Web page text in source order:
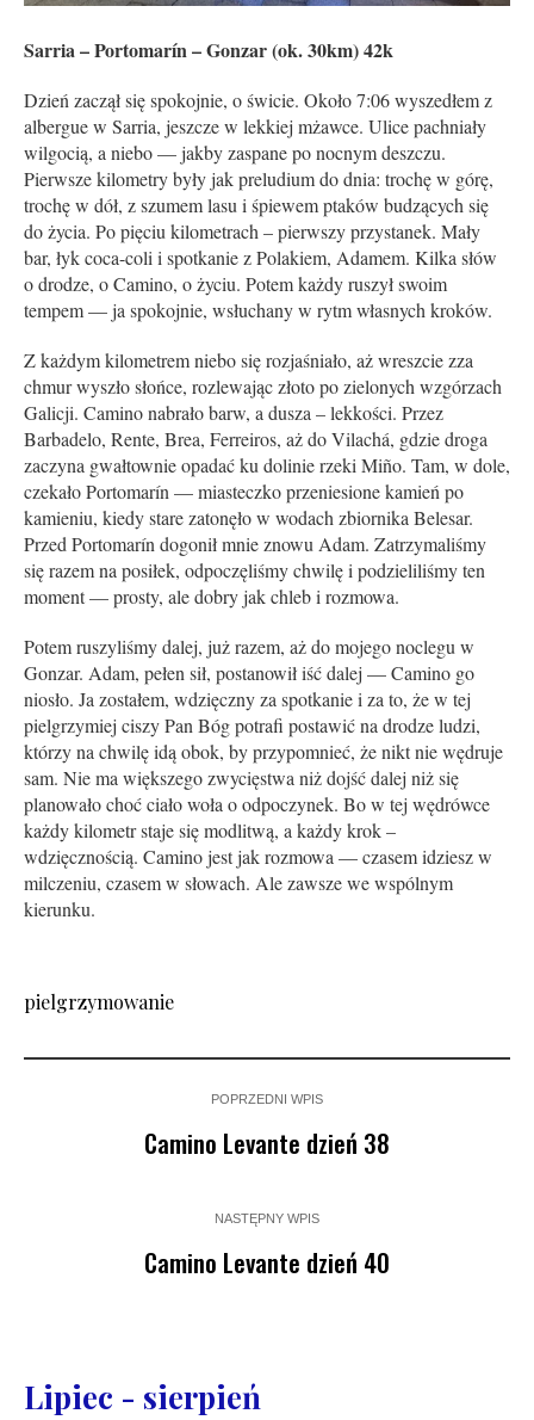
Sarria – Portomarín – Gonzar (ok. 30km) 42k
Dzień zaczął się spokojnie, o świcie. Około 7:06 wyszedłem z
albergue w Sarria, jeszcze w lekkiej mżawce. Ulice pachniały
wilgocią, a niebo — jakby zaspane po nocnym deszczu.
Pierwsze kilometry były jak preludium do dnia: trochę w górę,
trochę w dół, z szumem lasu i śpiewem ptaków budzących się
do życia. Po pięciu kilometrach – pierwszy przystanek. Mały
bar, łyk coca-coli i spotkanie z Polakiem, Adamem. Kilka słów
o drodze, o Camino, o życiu. Potem każdy ruszył swoim
tempem — ja spokojnie, wsłuchany w rytm własnych kroków.
Z każdym kilometrem niebo się rozjaśniało, aż wreszcie zza
chmur wyszło słońce, rozlewając złoto po zielonych wzgórzach
Galicji. Camino nabrało barw, a dusza – lekkości. Przez
Barbadelo, Rente, Brea, Ferreiros, aż do Vilachá, gdzie droga
zaczyna gwałtownie opadać ku dolinie rzeki Miño. Tam, w dole,
czekało Portomarín — miasteczko przeniesione kamień po
kamieniu, kiedy stare zatonęło w wodach zbiornika Belesar.
Przed Portomarín dogonił mnie znowu Adam. Zatrzymaliśmy
się razem na posiłek, odpoczęliśmy chwilę i podzieliliśmy ten
moment — prosty, ale dobry jak chleb i rozmowa.
Potem ruszyliśmy dalej, już razem, aż do mojego noclegu w
Gonzar. Adam, pełen sił, postanowił iść dalej — Camino go
niosło. Ja zostałem, wdzięczny za spotkanie i za to, że w tej
pielgrzymiej ciszy Pan Bóg potrafi postawić na drodze ludzi,
którzy na chwilę idą obok, by przypomnieć, że nikt nie wędruje
sam. Nie ma większego zwycięstwa niż dojść dalej niż się
planowało choć ciało woła o odpoczynek. Bo w tej wędrówce
każdy kilometr staje się modlitwą, a każdy krok –
wdzięcznością. Camino jest jak rozmowa — czasem idziesz w
milczeniu, czasem w słowach. Ale zawsze we wspólnym
kierunku.
pielgrzymowanie
POPRZEDNI WPIS
Camino Levante dzień 38
NASTĘPNY WPIS
Camino Levante dzień 40
Lipiec - sierpień